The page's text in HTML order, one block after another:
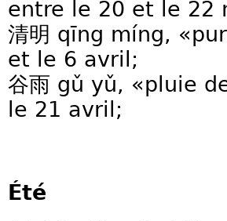
entre le 20 et le 22
清明 qīng míng,
et le 6 avril;
谷雨 gǔ yǔ, «pluie
le 21 avril;
Été